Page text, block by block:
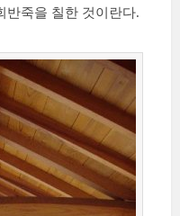
반죽을 칠한 것이란다.